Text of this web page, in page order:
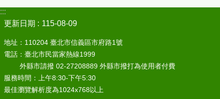
:::
更新日期
115-08-09
地址：110204 臺北市信義區市府路1號
電話：臺北市民當家熱線1999
外縣市請撥 02-27208889 外縣市撥打為使用者付費
服務時間：上午8:30-下午5:30
最佳瀏覽解析度為1024x768以上